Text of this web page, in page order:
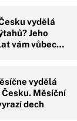
vydělá
Jeho
vám vůbec…
vydělá
Měsíční
dech